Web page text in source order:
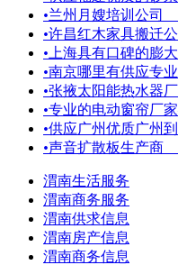
•兰州月嫂培训公司
•许昌红木家具搬迁
• 上海具有口碑的膨
•南京哪里有供应专
•张掖太阳能热水器
•专业的电动窗帘厂
•供应广州优质广州
•声音扩散板生产商
渭南生活服务
渭南商务服务
渭南供求信息
渭南房产信息
渭南商务信息